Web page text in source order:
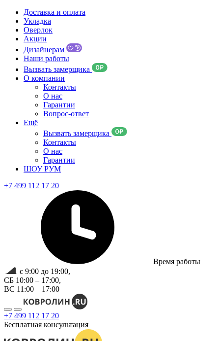
Доставка и оплата
Укладка
Оверлок
Акции
Дизайнерам
Наши работы
Вызвать замерщика
О компании
Контакты
О нас
Гарантии
Вопрос-ответ
Ещё
Вызвать замерщика
Контакты
О нас
Гарантии
ШОУ РУМ
+7 499 112 17 20
Время работы
с 9:00 до 19:00,
СБ 10:00 – 17:00,
ВС 11:00 – 17:00
+7 499 112 17 20
Бесплатная консультация